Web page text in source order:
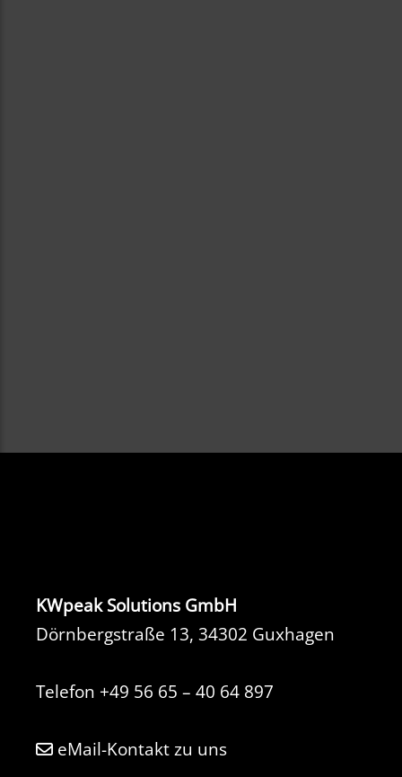
KWpeak Solutions GmbH
Dörnbergstraße 13, 34302 Guxhagen
Telefon +49 56 65 – 40 64 897
eMail-Kontakt zu uns